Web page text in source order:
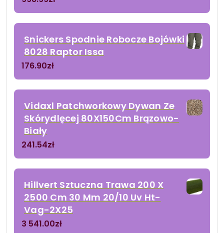
Snickers Spodnie Robocze Bojówki
8028 Raptor Issa
176.90zł
Vidaxl Patchworkowy Dywan Ze
Skórydlęcej 80X150Cm Brązowo-
Biały
241.54zł
Hillvert Sztuczna Trawa 200 X
2500 Cm 30 Mm 20/10 Uv Ht-
Vag-2X25
3 541.00zł